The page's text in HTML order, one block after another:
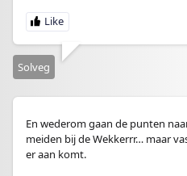
Solveg
En wederom gaan de punten
meiden bij de Wekkerrr… maar
er aan komt.